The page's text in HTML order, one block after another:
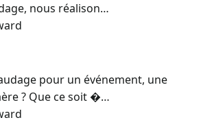
nous réalison…
pour un événement, une
? Que ce soit �…